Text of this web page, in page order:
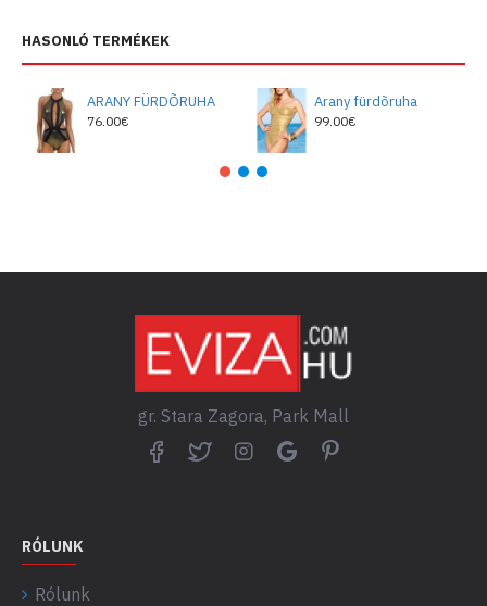
HASONLÓ TERMÉKEK
ARANY FÜRDÕRUHA
76.00€
Arany fürdõruha
99.00€
gr. Stara Zagora, Park Mall
RÓLUNK
Rólunk